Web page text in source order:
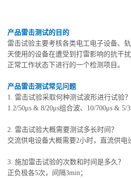
产品雷击测试的目的
雷击试验主要考核各类电工电子设备、
天使用的设备在遭受到打雷影响的抗干
正常工作状态下进行的一个检测项目。
产品雷击测试常见问题
1. 雷击试验采取何种测试波形进行试验？
1.2/50μs & 8/20μs组合波、10/700μs & 5/
2. 雷击试验大概需要测试多长时间？
交流供电设备大概需要2小时，直流供电
3. 施加雷击试验的次数和时间是多久？
正负极各5次，间隔3min；